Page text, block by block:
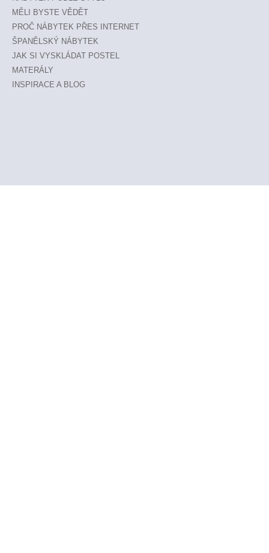
MĚLI BYSTE VĚDĚT
PROČ NÁBYTEK PŘES INTERNET
ŠPANĚLSKÝ NÁBYTEK
JAK SI VYSKLÁDAT POSTEL
MATERÁLY
INSPIRACE A BLOG